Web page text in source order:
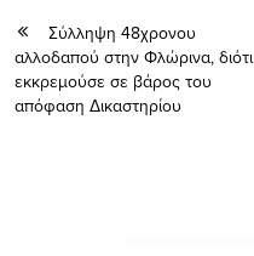
Σύλληψη 48χρονου
αλλοδαπού στην Φλώρινα, διότι
εκκρεμούσε σε βάρος του
απόφαση Δικαστηρίου